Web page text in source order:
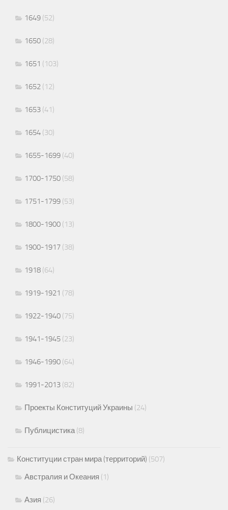
1649 (52)
1650 (28)
1651 (103)
1652 (12)
1653 (41)
1654 (30)
1655-1699 (40)
1700-1750 (58)
1751-1799 (53)
1800-1900 (13)
1900-1917 (38)
1918 (64)
1919-1921 (78)
1922-1940 (75)
1941-1945 (23)
1946-1990 (64)
1991-2013 (82)
Проекты Конституций Украины (24)
Публицистика(8)
Конституции стран мира (территорий) (507)
Австралия и Океания (1)
Азия (26)